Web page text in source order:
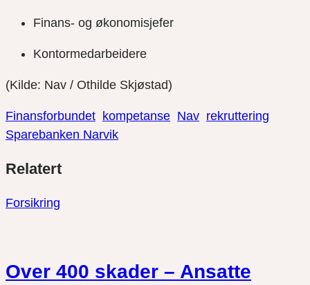
Finans- og økonomisjefer
Kontormedarbeidere
(Kilde: Nav / Othilde Skjøstad)
Finansforbundet kompetanse Nav rekruttering
Sparebanken Narvik
link
på
på
Relatert
Forsikring
Over 400 skader – Ansatte